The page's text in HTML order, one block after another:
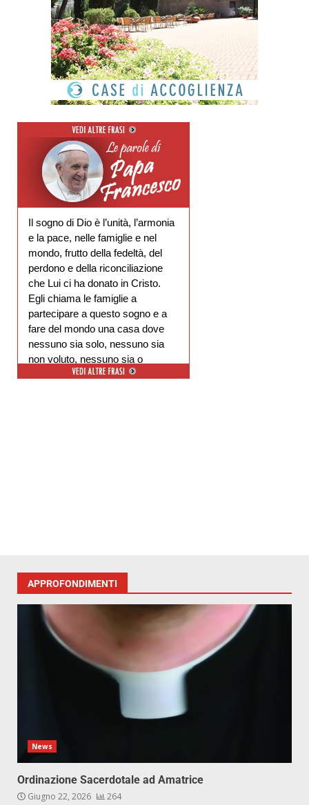
Il sogno di Dio è l’unità, l’armonia
e la pace, nelle famiglie e nel
mondo, frutto della fedeltà, del
perdono e della riconciliazione
che Lui ci ha donato in Cristo.
Egli chiama le famiglie a
partecipare a questo sogno e a
fare del mondo una casa dove
nessuno sia solo, nessuno sia
non voluto, nessuno sia o
APPROFONDIMENTI
News
Ordinazione Sacerdotale ad Amatrice
Giugno 22, 2026 264